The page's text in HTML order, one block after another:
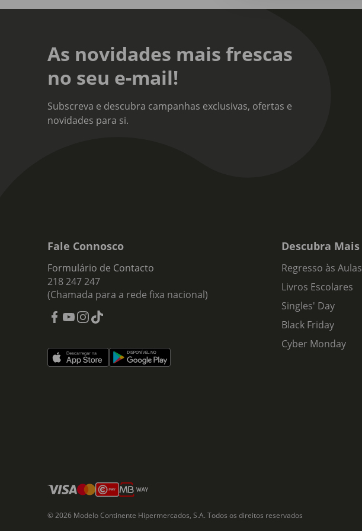
As novidades mais frescas
no seu e-mail!
Subscreva e descubra campanhas exclusivas, ofertas e
novidades para si.
Fale Connosco
Formulário de Contacto
218 247 247
(Chamada para a rede fixa nacional)
Descubra Mais
Regresso às Aulas
Livros Escolares
Singles' Day
Black Friday
Cyber Monday
© 2026 Modelo Continente Hipermercados, S.A. Todos os direitos reservados